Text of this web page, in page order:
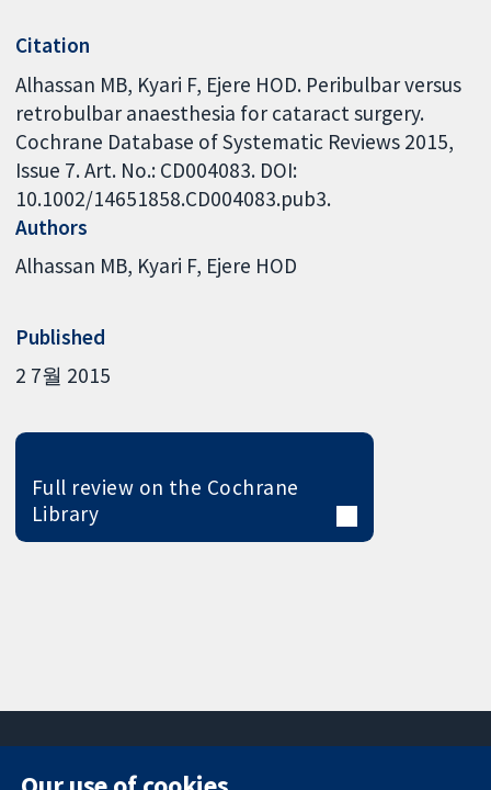
Citation
Alhassan MB, Kyari F, Ejere HOD. Peribulbar versus
retrobulbar anaesthesia for cataract surgery.
Cochrane Database of Systematic Reviews 2015,
Issue 7. Art. No.: CD004083. DOI:
10.1002/14651858.CD004083.pub3.
Authors
Alhassan MB Kyari F Ejere HOD
Published
2 7월 2015
Full review on the Cochrane
Library